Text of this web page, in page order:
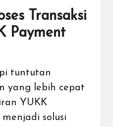
Transaksi
Payment
tuntutan
yang lebih cepat
YUKK
solusi